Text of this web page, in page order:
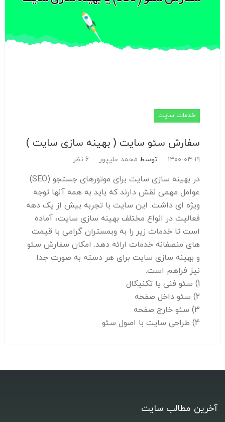
خدمات سایت
سفارش سئو سایت ( بهینه سازی سایت )
۱۴۰۰-۰۴-۱۹ توسط محمد علیپور 6 نظر
در بهینه سازی سایت برای موتورهای جستجو (SEO)
عوامل مهمی نقش دارند که باید به همه آنها توجه
ویژه ای داشت. این سایت با تجربه بیش از یک دهه
فعالیت در انواع مختلف بهینه سازی سایت، آماده
است تا خدمات زیر را به وبمستران گرامی با قیمت
های منصفانه خدمات ارائه دهد. امکان سفارش سئو
و بهینه سازی سایت برای هر دسته به صورت جدا
نیز فراهم است.
1) سئو فنی یا تکنیکال
2) سئو داخل صفحه
3) سئو خارج صفحه
4) طراحی سایت با اصول سئو
آخرین مطالب سایت